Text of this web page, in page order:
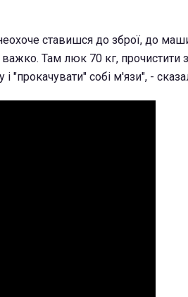
ставишся до зброї, до
Там люк 70 кг, прочистити
"прокачувати" собі м'язи", -